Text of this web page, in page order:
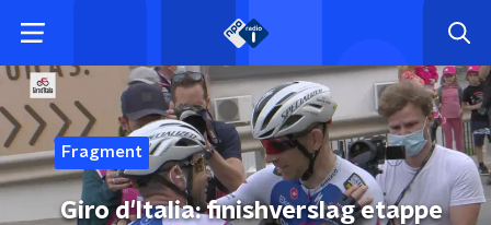
Fragment
Giro d'Italia: finishverslag etappe